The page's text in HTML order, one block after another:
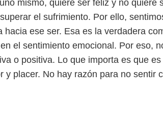
mismo, quiere ser feliz y no quiere
el sufrimiento. Por ello,
ese ser. Esa es la verdadera
el sentimiento emocional. Por eso,
o positiva. Lo que importa es que
y placer. No hay razón para no sentir